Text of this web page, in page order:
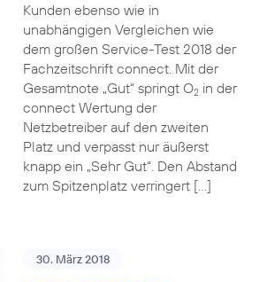
Kunden ebenso wie in
unabhängigen Vergleichen wie
dem großen Service-Test 2018 der
Fachzeitschrift connect. Mit der
Gesamtnote „Gut“ springt O2in der
connect Wertung der
Netzbetreiber auf den zweiten
Platz und verpasst nur äußerst
knapp ein „Sehr Gut“. Den Abstand
zum Spitzenplatz verringert […]
30. März 2018